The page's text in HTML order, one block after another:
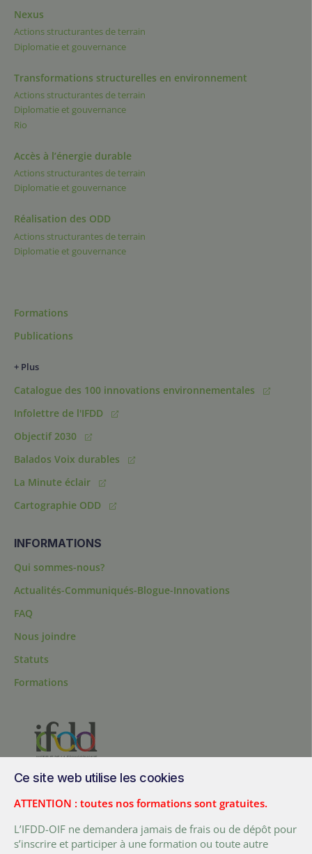
Nexus
Actions structurantes de terrain
Diplomatie et gouvernance
Transformations structurelles en environnement
Actions structurantes de terrain
Diplomatie et gouvernance
Rio
Accès à l’énergie durable
Actions structurantes de terrain
Diplomatie et gouvernance
Réalisation des ODD
Actions structurantes de terrain
Diplomatie et gouvernance
Formations
Publications
+ Plus
Catalogue des 100 innovations environnementales
Infolettre de l'IFDD
Objectif 2030
Balados Voix durables
La Minute éclair
Cartographie ODD
INFORMATIONS
Qui sommes-nous?
Actualités-Communiqués-Blogue-Innovations
FAQ
Nous joindre
Statuts
Formations
Canada
Tél. :+ (1) 418 692 5727
Fax :+ (1) 418 692 5644
Ce site web utilise les cookies
ATTENTION : toutes nos formations sont gratuites.
L’IFDD-OIF ne demandera jamais de frais ou de dépôt pour
s’inscrire et participer à une formation ou toute autre